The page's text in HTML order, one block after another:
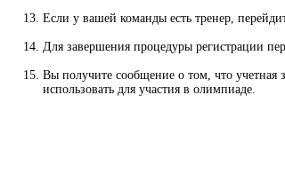
Если у вашей команды есть тренер,
Для завершения процедуры регистрации
Вы получите сообщение о том, что учетная
использовать для участия в олимпиаде.